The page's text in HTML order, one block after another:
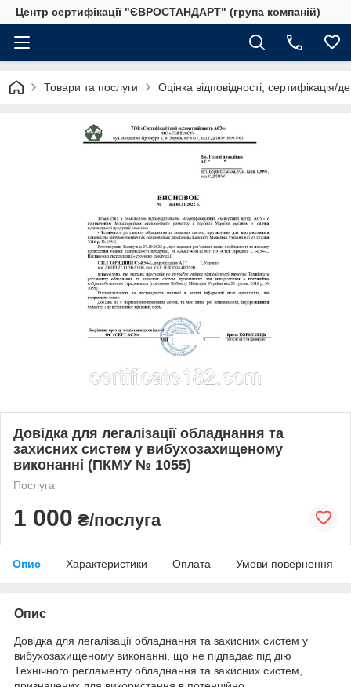
Центр сертифікації "ЄВРОСТАНДАРТ" (група компаній)
Товари та послуги Оцінка відповідності, сертифікація/
Довідка для легалізації обладнання та
захисних систем у вибухозахищеному
виконанні (ПКМУ № 1055)
Послуга
1 000 ₴/послуга
Опис Характеристики Оплата Умови повернення
Опис
Довідка для легалізації обладнання та захисних систем у
вибухозахищеному виконанні, що не підпадає під дію
Технічного регламенту обладнання та захисних систем,